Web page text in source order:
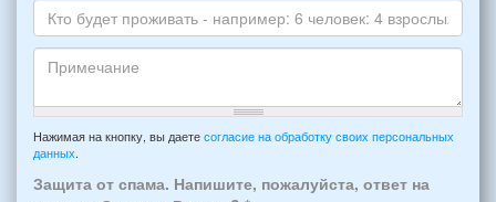
Skype
Вашего
отдыха:
прибытия
отъезда
из
Феодосии:
*
Кто
будет
-
например:
6
человек:
Примечание
Нажимая на кнопку, вы даете согласие на обработку своих персональных
данных
Защита от спама. Напишите, пожалуйста, ответ на